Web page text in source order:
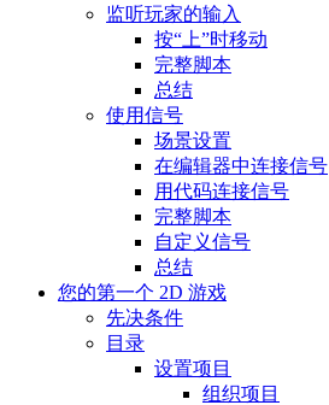
监听玩家的输入
按“上”时移动
完整脚本
总结
使用信号
场景设置
在编辑器中连接信号
用代码连接信号
完整脚本
自定义信号
总结
您的第一个 2D 游戏
先决条件
目录
设置项目
组织项目